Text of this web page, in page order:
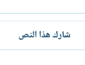
شارك هذا النص